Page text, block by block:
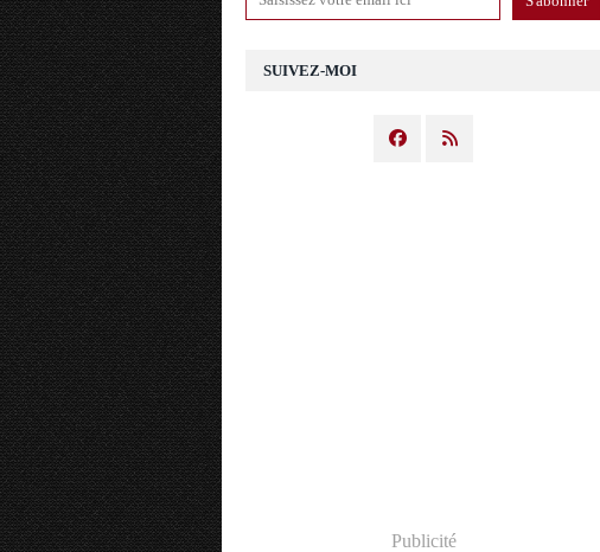
SUIVEZ-MOI
Publicité